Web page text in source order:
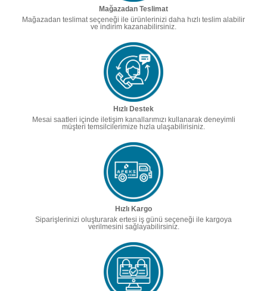
Mağazadan Teslimat
Mağazadan teslimat seçeneği ile ürünlerinizi daha hızlı teslim alabilir
ve indirim kazanabilirsiniz.
Hızlı Destek
Mesai saatleri içinde iletişim kanallarımızı kullanarak deneyimli
müşteri temsilcilerimize hızla ulaşabilirisiniz.
Hızlı Kargo
Siparişlerinizi oluşturarak ertesi iş günü seçeneği ile kargoya
verilmesini sağlayabilirsiniz.